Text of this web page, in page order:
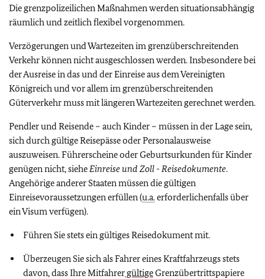
Die grenzpolizeilichen Maßnahmen werden situationsabhängig
räumlich und zeitlich flexibel vorgenommen.
Verzögerungen und Wartezeiten im grenzüberschreitenden
Verkehr können nicht ausgeschlossen werden. Insbesondere bei
der Ausreise in das und der Einreise aus dem Vereinigten
Königreich und vor allem im grenzüberschreitenden
Güterverkehr muss mit längeren Wartezeiten gerechnet werden.
Pendler und Reisende – auch Kinder – müssen in der Lage sein,
sich durch gültige Reisepässe oder Personalausweise
auszuweisen. Führerscheine oder Geburtsurkunden für Kinder
genügen nicht, sieheEinreise und Zoll - Reisedokumente.
Angehörige anderer Staaten müssen die gültigen
Einreisevoraussetzungen erfüllen (u.a.erforderlichenfalls über
ein Visum verfügen).
Führen Sie stets ein gültiges Reisedokument mit.
Überzeugen Sie sich als Fahrer eines Kraftfahrzeugs stets
davon, dass Ihre Mitfahrer gültigeGrenzübertrittspapiere